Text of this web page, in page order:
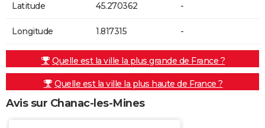
Latitude 45.270362 -
Longitude 1.817315 -
Quelle est la ville la plus grande de France ?
Quelle est la ville la plus haute de France ?
Avis sur Chanac-les-Mines